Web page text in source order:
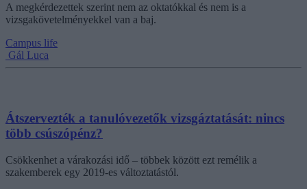
A megkérdezettek szerint nem az oktatókkal és nem is a
vizsgakövetelményekkel van a baj.
Campus life
Gál Luca
Átszervezték a tanulóvezetők vizsgáztatását: nincs
több csúszópénz?
Csökkenhet a várakozási idő – többek között ezt remélik a
szakemberek egy 2019-es változtatástól.